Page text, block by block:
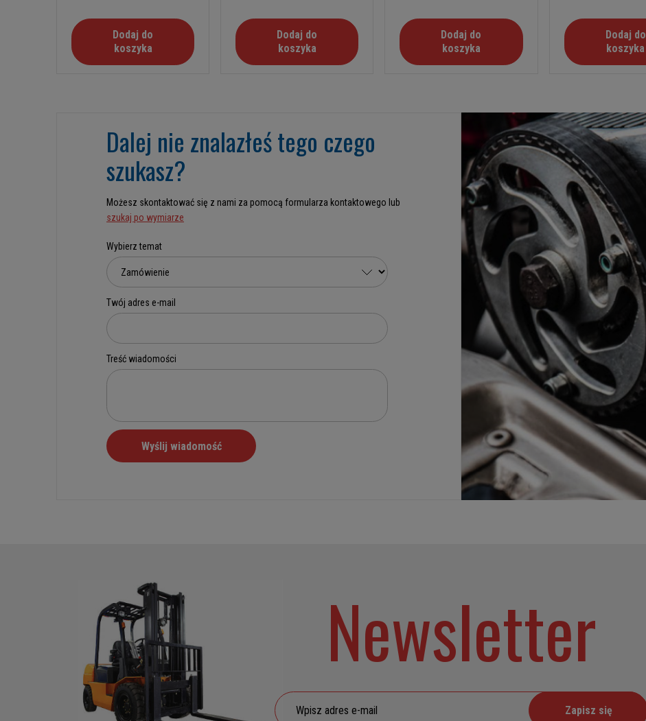
Dodaj do
koszyka
Dodaj do
koszyka
Dodaj do
koszyka
Dodaj do
koszyka
Dalej nie znalazłeś tego czego
szukasz?
Możesz skontaktować się z nami za pomocą formularza kontaktowego lub
szukaj po wymiarze
Newsletter
Zapisz się